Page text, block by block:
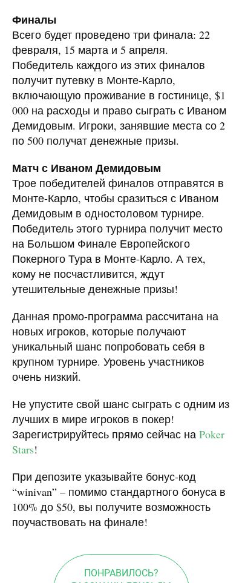
Финалы
Всего будет проведено три финала: 22
февраля, 15 марта и 5 апреля.
Победитель каждого из этих финалов
получит путевку в Монте-Карло,
включающую проживание в гостинице, $1
000 на расходы и право сыграть с Иваном
Демидовым. Игроки, занявшие места со 2
по 500 получат денежные призы.
Матч с Иваном Демидовым
Трое победителей финалов отправятся в
Монте-Карло, чтобы сразиться с Иваном
Демидовым в одностоловом турнире.
Победитель этого турнира получит место
на Большом Финале Европейского
Покерного Тура в Монте-Карло. А тех,
кому не посчастливится, ждут
утешительные денежные призы!
Данная промо-программа рассчитана на
новых игроков, которые получают
уникальный шанс попробовать себя в
крупном турнире. Уровень участников
очень низкий.
Не упустите свой шанс сыграть с одним из
лучших в мире игроков в покер!
Зарегистрируйтесь прямо сейчас на Poker
Stars!
При депозите указывайте бонус-код
“winivan” – помимо стандартного бонуса в
100% до $50, вы получите возможность
поучаствовать на финале!
ПОНРАВИЛОСЬ?